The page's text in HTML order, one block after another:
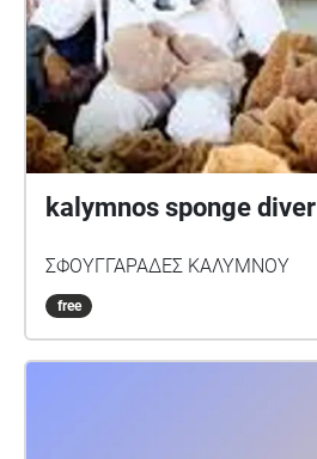
kalymnos sponge diver
ΣΦΟΥΓΓΑΡΑΔΕΣ ΚΑΛΥΜΝΟΥ
free